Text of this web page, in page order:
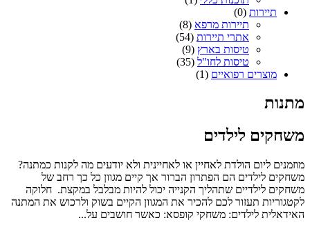
תיירות (0)
תיירות מרפא (8)
אתרי תיירות (54)
טיסות בארץ (9)
טיסות לחו"ל (35)
מוצרים רפואיים (1)
מתנות
משחקים לילדים
מוזמנים ליום הולדת לאחיין או לאחיינית ולא יודעים מה לקנות כמתנה?
משחקים לילדים הם הפתרון הברור אך קיים מגוון כל כך רחב של
משחקים לילדיים שתהליך הקנייה יכול להיות מבלבל במקצת. חלוקה
לקטגוריות תעזור לכם להכיר את המגוון הקיים בשוק ולרכוש את המתנה
האידאלית לילדים: משחקי קופסא: כאשר חושבים על...